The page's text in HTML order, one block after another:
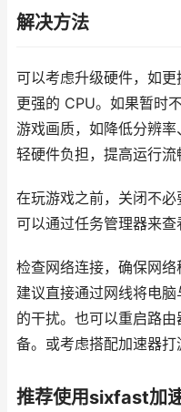
解决方法
可以考虑升级硬件，如
更强的 CPU。如果暂时
游戏画质，如降低分辨
轻硬件负担，提高运行流
在玩游戏之前，关闭不必
可以通过任务管理器来查
检查网络连接，确保网络
建议直接通过网线将电
的干扰。也可以重启路
备。或考虑搭配加速器打
推荐使用sixfast加速